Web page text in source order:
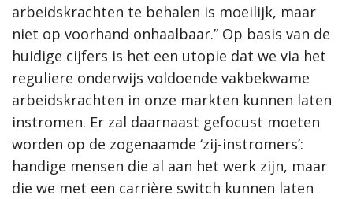
arbeidskrachten te behalen is moeilijk, maar
niet op voorhand onhaalbaar.” Op basis van de
huidige cijfers is het een utopie dat we via het
reguliere onderwijs voldoende vakbekwame
arbeidskrachten in onze markten kunnen laten
instromen. Er zal daarnaast gefocust moeten
worden op de zogenaamde ‘zij-instromers’:
handige mensen die al aan het werk zijn, maar
die we met een carrière switch kunnen laten